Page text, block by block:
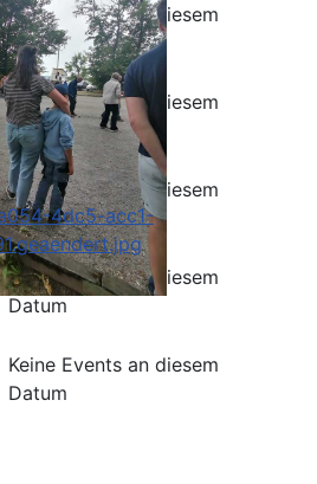
Keine Events an diesem
Datum
Keine Events an diesem
Datum
Keine Events an diesem
Datum
Keine Events an diesem
Datum
Keine Events an diesem
Datum